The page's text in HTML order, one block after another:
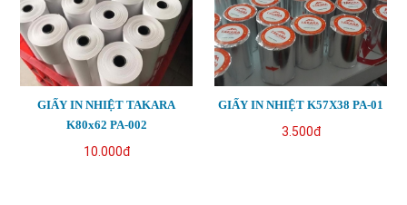
GIẤY IN NHIỆT TAKARA
K80x62 PA-002
10.000đ
GIẤY IN NHIỆT K57X38 PA-01
3.500đ